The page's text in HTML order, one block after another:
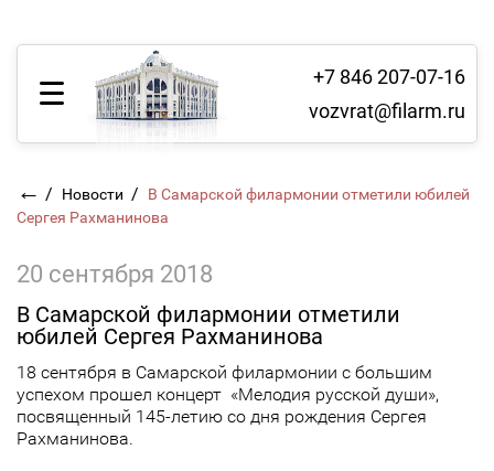
+7 846 207-07-16
vozvrat@filarm.ru
← / Новости /
В Самарской филармонии отметили юбилей
Сергея Рахманинова
20 сентября 2018
В Самарской филармонии отметили
юбилей Сергея Рахманинова
18 сентября в Самарской филармонии с большим
успехом прошел концерт «Мелодия русской души»,
посвященный 145-летию со дня рождения Сергея
Рахманинова.